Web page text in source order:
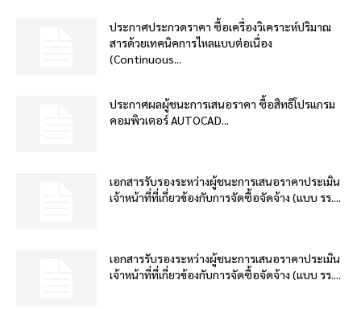
ประกาศประกวดราคา ซื้อเครื่องวิเคราะห์ปริมาณ
สารด้วยเทคนิคการไหลแบบต่อเนื่อง
(Continuous...
ประกาศผลผู้ชนะการเสนอราคา ซื้อสิทธิโปรแกรม
คอมพิวเตอร์ AUTOCAD...
เอกสารรับรองระหว่างผู้ชนะการเสนอราคาประเมิน
เจ้าหน้าที่ที่เกี่ยวข้องกับการจัดซื้อจัดจ้าง (แบบ รร....
เอกสารรับรองระหว่างผู้ชนะการเสนอราคาประเมิน
เจ้าหน้าที่ที่เกี่ยวข้องกับการจัดซื้อจัดจ้าง (แบบ รร....